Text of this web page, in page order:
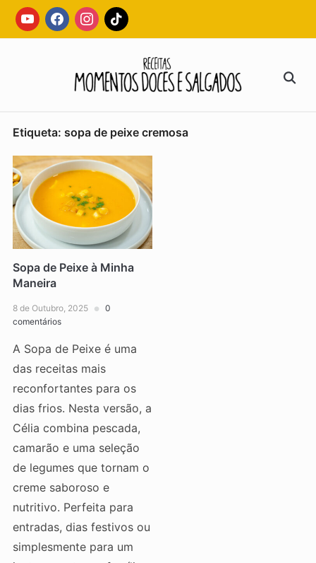
Skipyoutubefacebookinstagram
tiktok
Search
for:
Etiqueta: sopa de peixe cremosa
Sopa de Peixe à Minha
Maneira
8 de Outubro, 2025
0
comentários
A Sopa de Peixe é uma
das receitas mais
reconfortantes para os
dias frios. Nesta versão, a
Célia combina pescada,
camarão e uma seleção
de legumes que tornam o
creme saboroso e
nutritivo. Perfeita para
entradas, dias festivos ou
simplesmente para um